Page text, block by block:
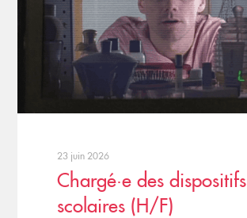
23 juin 2026
Chargé·e des dispositifs
scolaires (H/F)